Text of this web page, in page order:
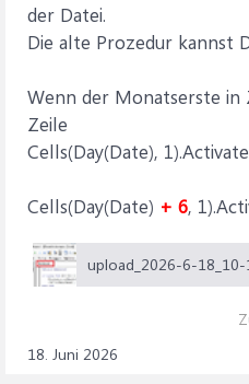
der Datei.
Die alte Prozedur kannst
Wenn der Monatserste in
Zeile
Cells(Day(Date),
Cells(Day(Date) + 6,
upload_2026-6-
18. Juni 2026